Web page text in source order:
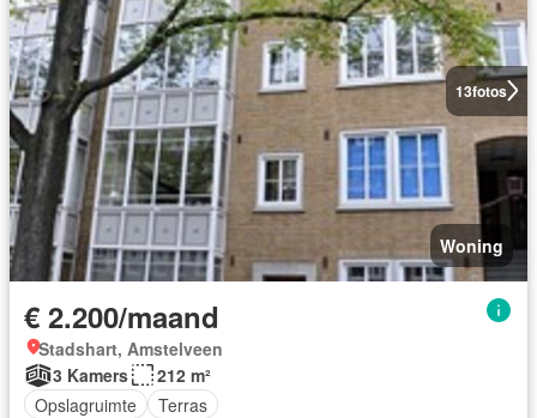
13fotos
Woning
€ 2.200/maand
Stadshart, Amstelveen
3 Kamers
212 m²
Opslagruimte
Terras